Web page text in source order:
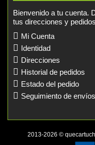
Bienvenido a tu cuenta.
tus direcciones y
Mi Cuenta
Identidad
Direcciones
Historial de pedidos
Estado del pedido
Seguimiento de envíos
2013-2026 ©